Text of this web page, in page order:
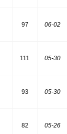
97 06-02
111 05-30
93 05-30
82 05-26